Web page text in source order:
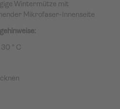
Wintermütze mit
Mikrofaser-Innenseite
° C